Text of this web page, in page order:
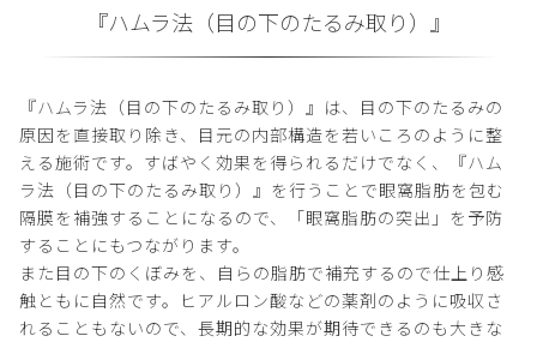
『ハムラ法（目の下のたるみ取り）』
『ハムラ法（目の下のたるみ取り）』は、目の下のたるみの
原因を直接取り除き、目元の内部構造を若いころのように整
える施術です。すばやく効果を得られるだけでなく、『ハム
ラ法（目の下のたるみ取り）』を行うことで眼窩脂肪を包む
隔膜を補強することになるので、「眼窩脂肪の突出」を予防
することにもつながります。
また目の下のくぼみを、自らの脂肪で補充するので仕上り感
触ともに自然です。ヒアルロン酸などの薬剤のように吸収さ
れることもないので、長期的な効果が期待できるのも大きな